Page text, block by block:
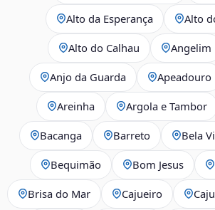
Alto da Esperança Alto
Alto do Calhau Angelim
Anjo da Guarda Apeadouro
Areinha Argola e Tambor
Bacanga Barreto Bela
Bequimão Bom Jesus
Brisa do Mar Cajueiro